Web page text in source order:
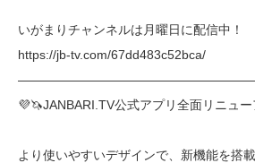
いがまりチャンネルは月曜日に配信中！
https://jb-tv.com/67dd483c52bca/
💜🦄JANBARI.TV公式アプリ全面リニュ
より使いやすいデザインで、新機能を搭